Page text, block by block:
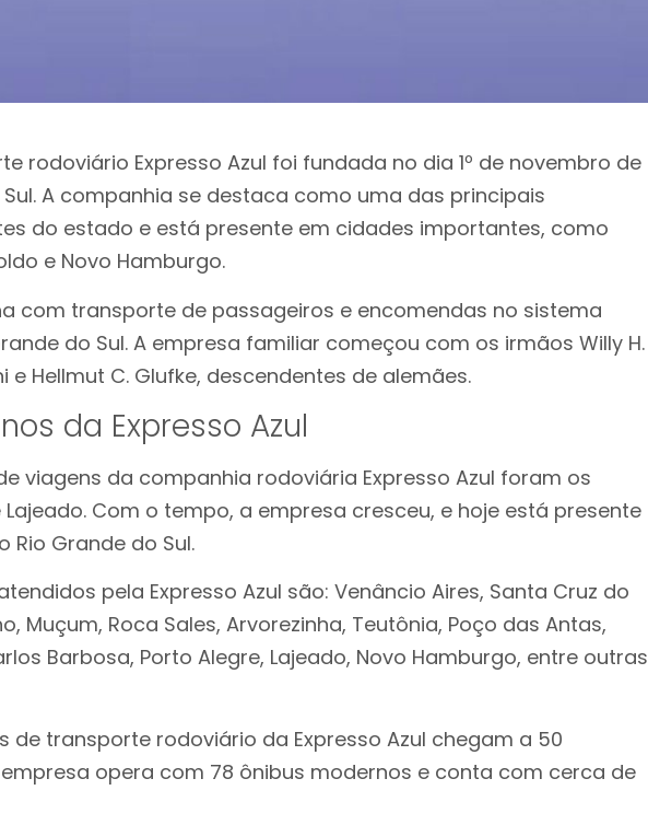
rodoviário Expresso Azul foi fundada no dia 1º de novembro de
Sul. A companhia se destaca como uma das principais
do estado e está presente em cidades importantes, como
e Novo Hamburgo.
com transporte de passageiros e encomendas no sistema
do Sul. A empresa familiar começou com os irmãos Willy H.
e Hellmut C. Glufke, descendentes de alemães.
da Expresso Azul
viagens da companhia rodoviária Expresso Azul foram os
Com o tempo, a empresa cresceu, e hoje está presente
Rio Grande do Sul.
pela Expresso Azul são: Venâncio Aires, Santa Cruz do
Muçum, Roca Sales, Arvorezinha, Teutônia, Poço das Antas,
Barbosa, Porto Alegre, Lajeado, Novo Hamburgo, entre outras
de transporte rodoviário da Expresso Azul chegam a 50
opera com 78 ônibus modernos e conta com cerca de